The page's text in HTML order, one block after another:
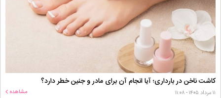
کاشت ناخن در بارداری؛ آیا انجام آن برای مادر و جنین خطر دارد؟
۱۱ مرداد ۱۴۰۵ - ۱۱:۰۸ مشاهده